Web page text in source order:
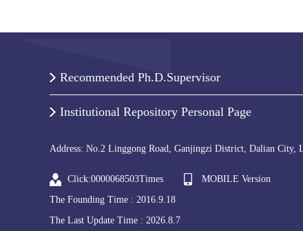
Recommended Ph.D.Supervisor
Institutional Repository Personal Page
Address: No.2 Linggong Road, Ganjingzi District, Dalian City,
Click:0000068503Times
MOBILE Version
The Founding Time : 2016.9.18
The Last Update Time : 2026.8.7